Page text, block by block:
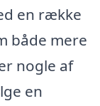
en række
både mere
nogle af
en